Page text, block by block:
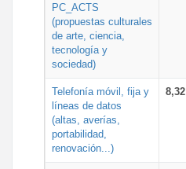
PC_ACTS
(propuestas culturales
de arte, ciencia,
tecnología y
sociedad)
Telefonía móvil, fija y
líneas de datos
(altas, averías,
portabilidad,
renovación...)
8,32